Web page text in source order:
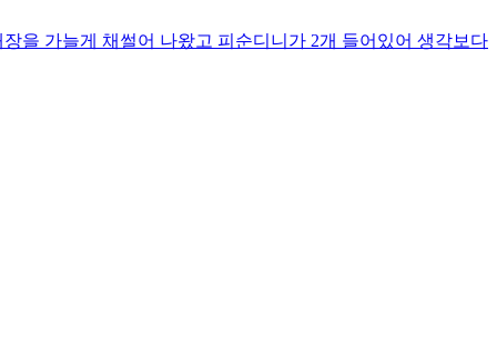
을 가늘게 채썰어 나왔고 피순디니가 2개 들어있어 생각보다